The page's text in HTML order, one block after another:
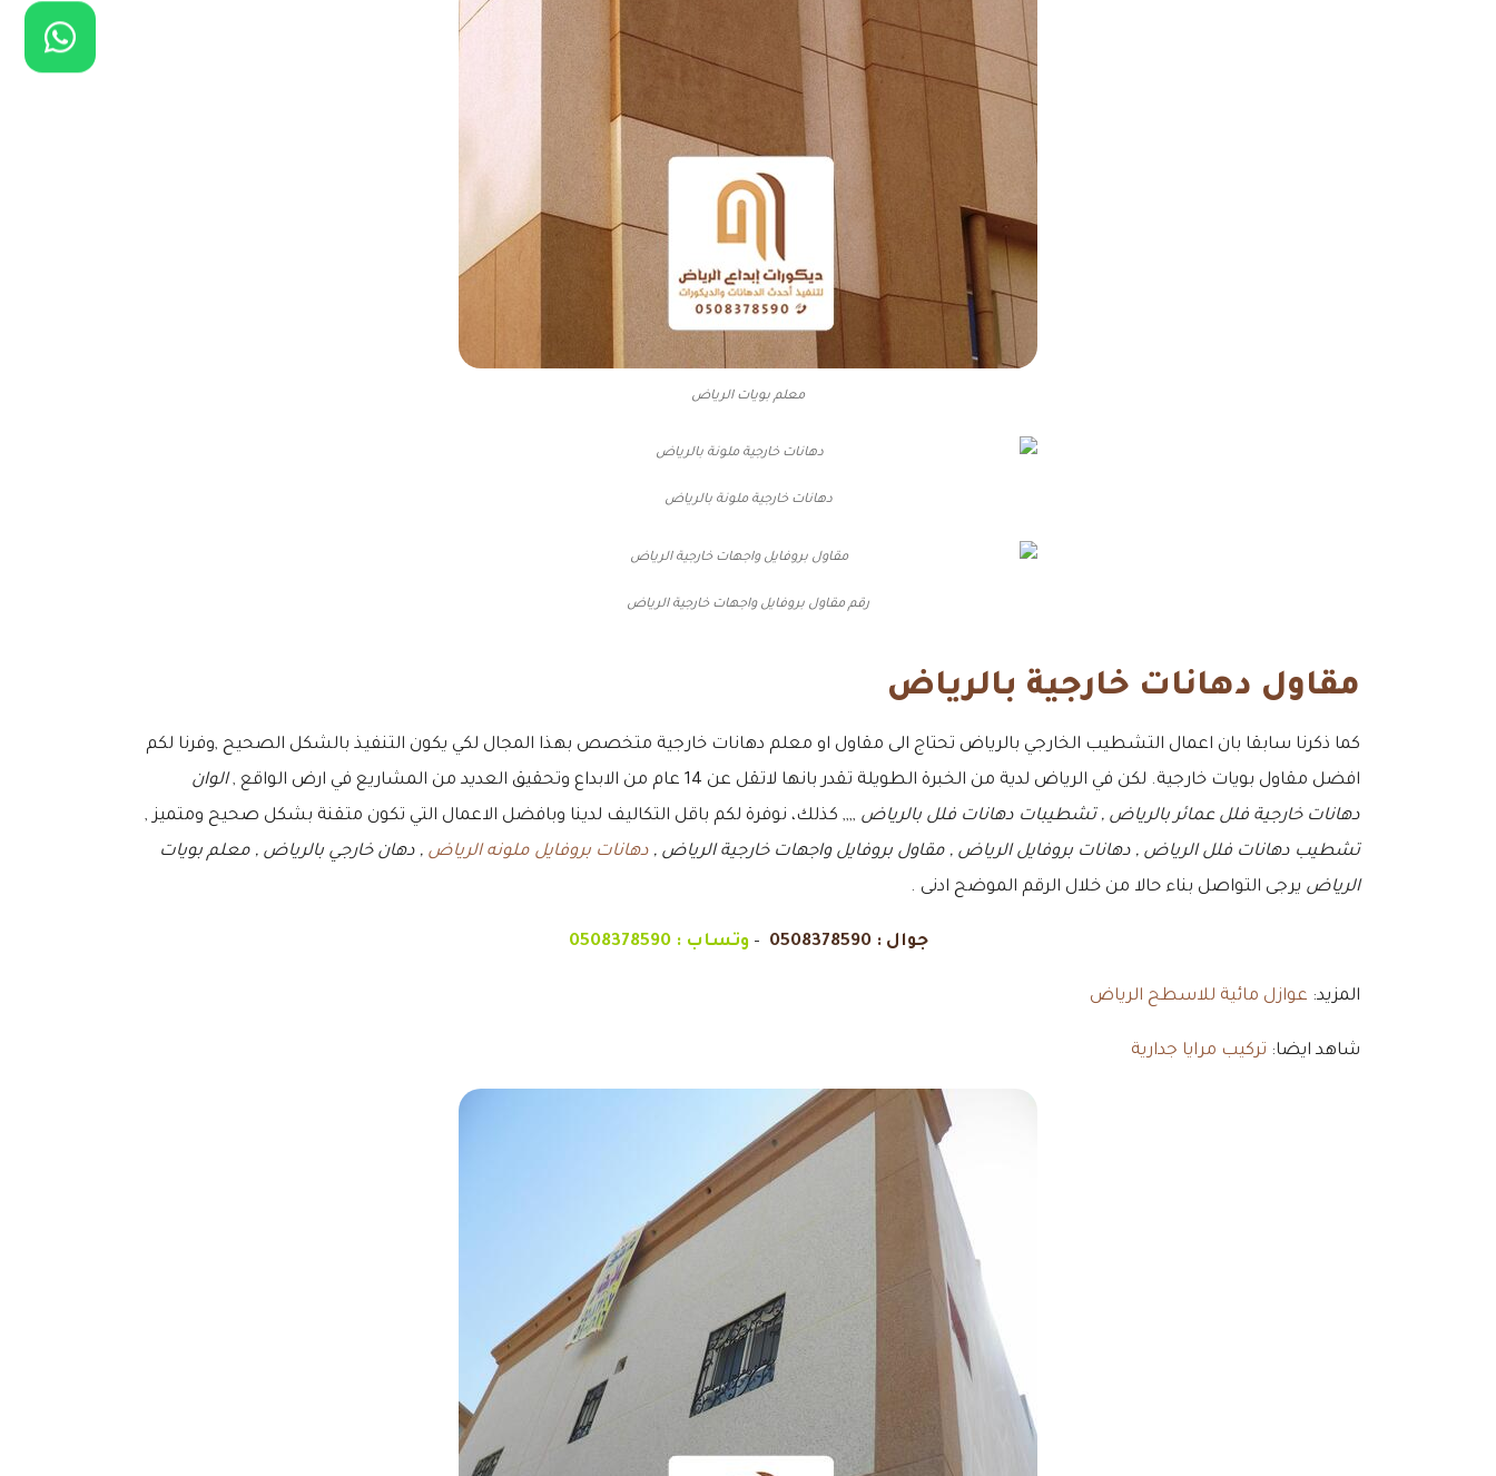
معلم بويات الرياض
دهانات خارجية ملونة بالرياض
رقم مقاول بروفايل واجهات خارجية الرياض
مقاول دهانات خارجية بالرياض
كما ذكرنا سابقا بان اعمال التشطيب الخارجي بالرياض تحتاج الى مقاول او معلم دهانات خارجية متخصص بهذا المجال لكي يكون التنفيذ بالشكل الصحيح ,وفرنا لكم
افضل مقاول بويات خارجية. لكن في الرياض لدية من الخبرة الطويلة تقدر بانها لاتقل عن 14 عام من الابداع وتحقيق العديد من المشاريع في ارض الواقع ,
الوان
دهانات خارجية فلل عمائر بالرياض , تشطيبات دهانات فلل بالرياض ,,,, كذلك، نوفرة لكم باقل التكاليف لدينا وبافضل الاعمال التي تكون متقنة بشكل صحيح ومتميز ,
تشطيب دهانات فلل الرياض , دهانات بروفايل الرياض , مقاول بروفايل واجهات خارجية الرياض , دهانات بروفايل ملونه الرياض , دهان خارجي بالرياض , معلم بويات
الرياض يرجى التواصل بناء حالا من خلال الرقم الموضح ادنى .
جوال :0508378590
– وتساب :0508378590
المزيد: عوازل مائية للاسطح الرياض
شاهد ايضا: تركيب مرايا جدارية